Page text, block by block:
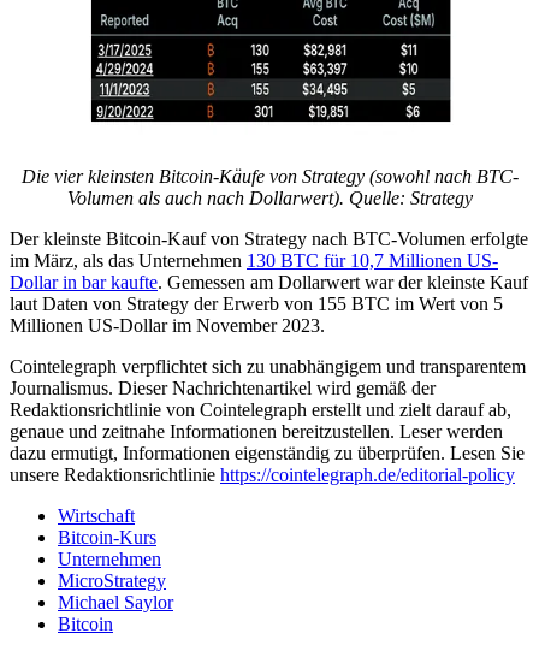
Die vier kleinsten Bitcoin-Käufe von Strategy (sowohl nach BTC-
Volumen als auch nach Dollarwert). Quelle: Strategy
Der kleinste Bitcoin-Kauf von Strategy nach BTC-Volumen erfolgte
im März, als das Unternehmen 130 BTC für 10,7 Millionen US-
Dollar in bar kaufte. Gemessen am Dollarwert war der kleinste Kauf
laut Daten von Strategy der Erwerb von 155 BTC im Wert von 5
Millionen US-Dollar im November 2023.
Cointelegraph verpflichtet sich zu unabhängigem und transparentem
Journalismus. Dieser Nachrichtenartikel wird gemäß der
Redaktionsrichtlinie von Cointelegraph erstellt und zielt darauf ab,
genaue und zeitnahe Informationen bereitzustellen. Leser werden
dazu ermutigt, Informationen eigenständig zu überprüfen. Lesen Sie
unsere Redaktionsrichtlinie https://cointelegraph.de/editorial-policy
Wirtschaft
Bitcoin-Kurs
Unternehmen
MicroStrategy
Michael Saylor
Bitcoin